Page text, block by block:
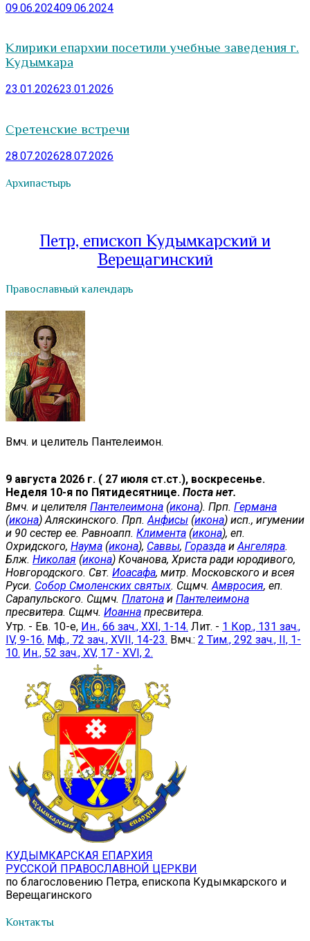
09.06.202409.06.2024
Клирики епархии посетили учебные заведения г.
Кудымкара
23.01.202623.01.2026
Сретенские встречи
28.07.202628.07.2026
Архипастырь
Петр, епископ Кудымкарский и
Верещагинский
Православный календарь
Вмч. и целитель Пантелеимон.
9 августа 2026 г. ( 27 июля ст.ст.), воскресенье.
Неделя 10-я по Пятидесятнице. Поста нет.
Вмч. и целителя Пантелеимона (икона). Прп. Германа
(икона) Аляскинского. Прп. Анфисы (икона) исп., игумении
и 90 сестер ее. Равноапп. Климента (икона), еп.
Охридского, Наума (икона), Саввы, Горазда и Ангеляра.
Блж. Николая (икона) Кочанова, Христа ради юродивого,
Новгородского. Свт. Иоасафа, митр. Московского и всея
Руси. Собор Смоленских святых. Сщмч. Амвросия, еп.
Сарапульского. Сщмч. Платона и Пантелеимона
пресвитера. Сщмч. Иоанна пресвитера.
Утр. - Ев. 10-е, Ин., 66 зач., XXI, 1-14. Лит. - 1 Кор., 131 зач.,
IV, 9-16. Мф., 72 зач., XVII, 14-23. Вмч.: 2 Тим., 292 зач., II, 1-
10. Ин., 52 зач., XV, 17 - XVI, 2.
КУДЫМКАРСКАЯ ЕПАРХИЯ
РУССКОЙ ПРАВОСЛАВНОЙ ЦЕРКВИ
по благословению Петра, епископа Кудымкарского и
Верещагинского
Контакты